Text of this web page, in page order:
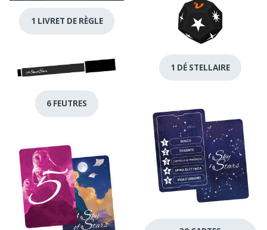
1 LIVRET DE RÈGLE
1 DÉ STELLAIRE
6 FEUTRES